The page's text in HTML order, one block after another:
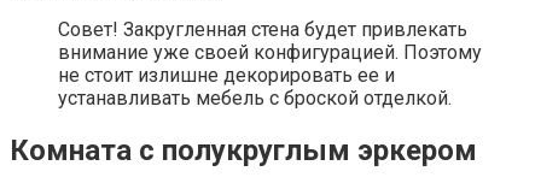
Совет! Закругленная стена будет привлекать
внимание уже своей конфигурацией. Поэтому
не стоит излишне декорировать ее и
устанавливать мебель с броской отделкой.
Комната с полукруглым эркером